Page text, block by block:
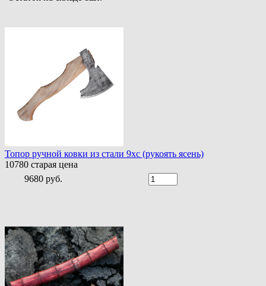
Топор ручной ковки из стали 9хс (рукоять ясень)
10780 старая цена
9680 руб.